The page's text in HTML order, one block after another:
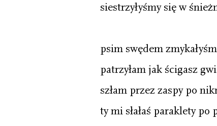
siestrzyłyśmy się w
psim swędem
patrzyłam jak ścigasz
szłam przez zaspy po
ty mi słałaś paraklety po